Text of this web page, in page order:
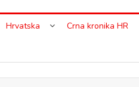
Hrvatska Crna kronika HR